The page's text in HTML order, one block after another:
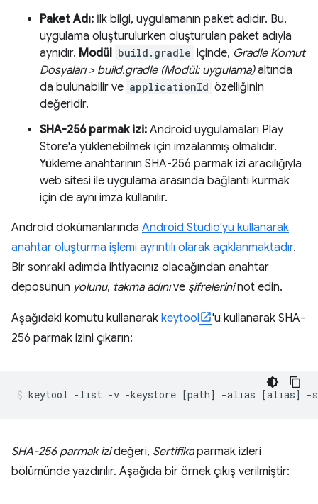
Paket Adı: İlk bilgi, uygulamanın paket adıdır. Bu,
uygulama oluşturulurken oluşturulan paket adıyla
aynıdır. Modül build.gradle içinde, Gradle Komut
Dosyaları > build.gradle (Modül: uygulama)altında
da bulunabilir ve applicationId özelliğinin
değeridir.
SHA-256 parmak izi: Android uygulamaları Play
Store'a yüklenebilmek için imzalanmış olmalıdır.
Yükleme anahtarının SHA-256 parmak izi aracılığıyla
web sitesi ile uygulama arasında bağlantı kurmak
için de aynı imza kullanılır.
Android dokümanlarında Android Studio'yu kullanarak
anahtar oluşturma işlemi ayrıntılı olarak açıklanmaktadır.
Bir sonraki adımda ihtiyacınız olacağından anahtar
deposunun yolunu, takma adınıve şifrelerininot edin.
Aşağıdaki komutu kullanarak keytool
'u kullanarak SHA-
256 parmak izini çıkarın:
SHA-256 parmak izideğeri, Sertifikaparmak izleri
bölümünde yazdırılır. Aşağıda bir örnek çıkış verilmiştir: